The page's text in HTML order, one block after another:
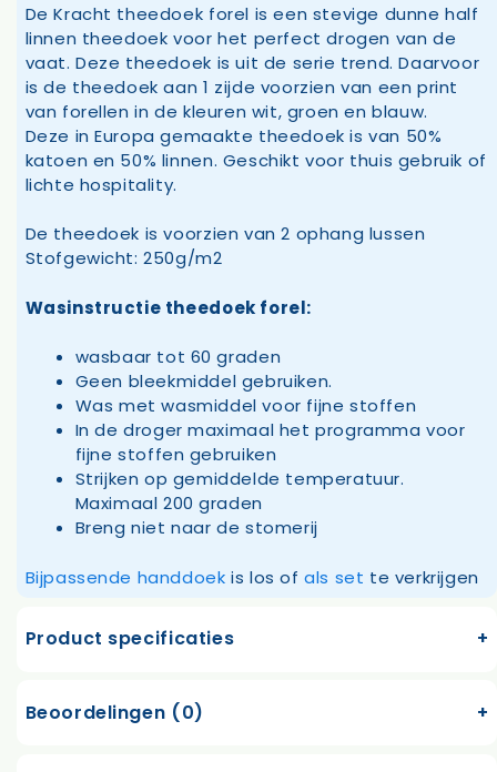
De Kracht theedoek forel is een stevige dunne half
linnen theedoek voor het perfect drogen van de
vaat. Deze theedoek is uit de serie trend. Daarvoor
is de theedoek aan 1 zijde voorzien van een print
van forellen in de kleuren wit, groen en blauw.
Deze in Europa gemaakte theedoek is van 50%
katoen en 50% linnen. Geschikt voor thuis gebruik of
lichte hospitality.
De theedoek is voorzien van 2 ophang lussen
Stofgewicht: 250g/m2
Wasinstructie theedoek forel:
wasbaar tot 60 graden
Geen bleekmiddel gebruiken.
Was met wasmiddel voor fijne stoffen
In de droger maximaal het programma voor
fijne stoffen gebruiken
Strijken op gemiddelde temperatuur.
Maximaal 200 graden
Breng niet naar de stomerij
Bijpassende handdoek is los ofals set te verkrijgen
Product specificaties
Beoordelingen (0)